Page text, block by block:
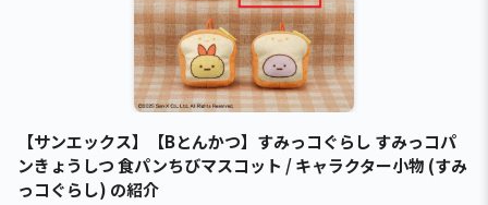
【サンエックス】【Bとんかつ】すみっコぐらし すみっコパ
ンきょうしつ 食パンちびマスコット / キャラクター小物 (すみ
っコぐらし) の紹介